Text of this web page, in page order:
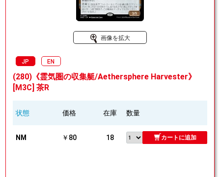
画像を拡大
JP EN
(280)《霊気圏の収集艇/Aethersphere Harvester》
[M3C] 茶R
状態 価格 在庫 数量
NM ￥80 18 カートに追加